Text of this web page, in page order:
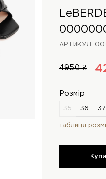
АРТИКУЛ:
4950 ₴
Розмір
таблиця